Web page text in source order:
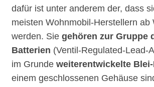
dafür ist unter anderem der, dass
meisten Wohnmobil-Herstellern ab
werden. Sie gehören zur Gruppe
Batterien (Ventil-Regulated-Lead-
im Grunde weiterentwickelte
einem geschlossenen Gehäuse